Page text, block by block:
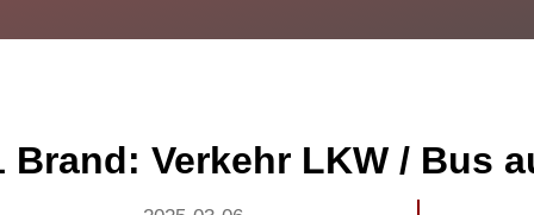
Brand: Verkehr LKW / Bus